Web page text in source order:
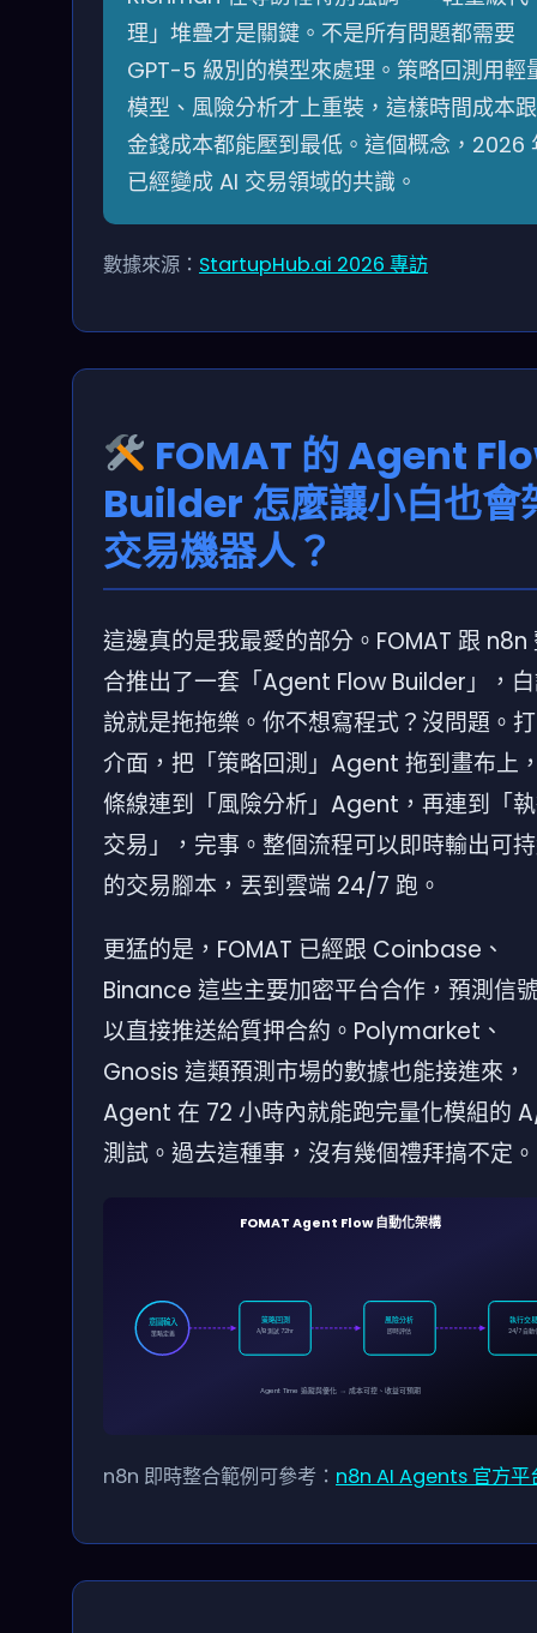
理」堆疊才是關鍵。不是所有問題都需要
GPT-5 級別的模型來處理。策略回測用輕
模型、風險分析才上重裝，這樣時間成本跟
金錢成本都能壓到最低。這個概念，2026
已經變成 AI 交易領域的共識。
數據來源： StartupHub.ai 2026 專訪
FOMAT 的 Agent
Builder 怎麼讓小白也會
交易機器人？
這邊真的是我最愛的部分。FOMAT 跟 n8n
合推出了一套「Agent Flow Builder」，
說就是拖拖樂。你不想寫程式？沒問題。
介面，把「策略回測」Agent 拖到畫布上
條線連到「風險分析」Agent，再連到「
交易」，完事。整個流程可以即時輸出可
的交易腳本，丟到雲端 24/7 跑。
更猛的是，FOMAT 已經跟 Coinbase、
Binance 這些主要加密平台合作，預測信
以直接推送給質押合約。Polymarket、
Gnosis 這類預測市場的數據也能接進來，
Agent 在 72 小時內就能跑完量化模組的
測試。過去這種事，沒有幾個禮拜搞不定。
FOMAT Agent Flow 自動化架構
意圖輸入
策略定義
策略回測
A/B 測試 72hr
風險分析
即時評估
執行交
24/7 自動
Agent Time 追蹤與優化 → 成本可控、收益可預期
n8n 即時整合範例可參考： n8n AI Agents 官方平